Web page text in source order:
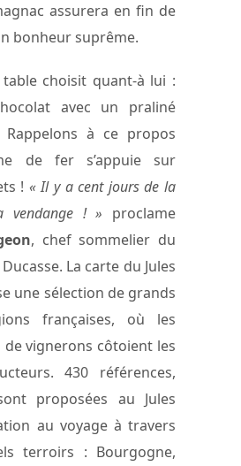
assurera en fin de
bonheur suprême.
choisit quant-à lui :
avec un praliné
à ce propos
de fer s’appuie sur
! « Il y a cent jours de la
vendange ! » proclame
, chef sommelier du
La carte du Jules
une sélection de grands
françaises, où les
vignerons côtoient les
430 références,
proposées au Jules
au voyage à travers
terroirs : Bourgogne,